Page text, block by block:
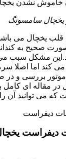
خاموش نشدن
یخچال سامسونگ
قلب یخچال می
صحیح به
مشکل سبب می
کند اما اصلا
بررسی و در
در مقاله ای
می توانید آن را
دیفراست
دیفراست